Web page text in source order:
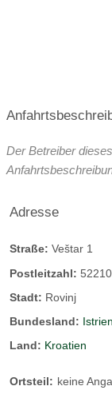
Der Betreiber
Adresse
Straße: Veštar 1
Postleitzahl: 52210
Stadt: Rovinj
Bundesland: Istrien
Land: Kroatien
Ortsteil: keine